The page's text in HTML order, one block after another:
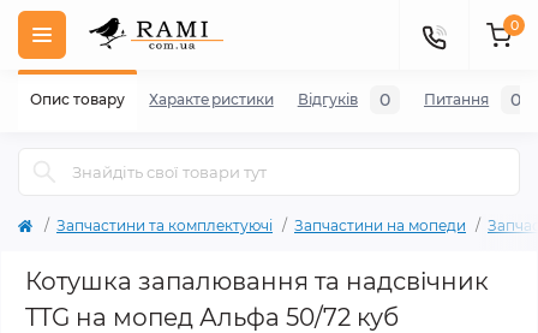
0
Запчастини та комплектуючі Запчастини на мопеди
Котушка запалювання та надсвічник
TTG на мопед Альфа 50/72 куб
Опис товару Характеристики Відгуків 0 Питання 0